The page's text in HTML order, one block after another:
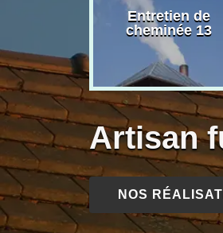
Entretien de
cheminée 13
Artisan
NOS